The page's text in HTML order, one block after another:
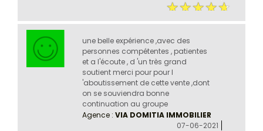
une belle expérience ,avec des
personnes compétentes , patientes
et a l'écoute , d 'un très grand
soutient merci pour pour l
'aboutissement de cette vente ,dont
on se souviendra bonne
continuation au groupe
Agence : VIA DOMITIA IMMOBILIER
07-06-2021